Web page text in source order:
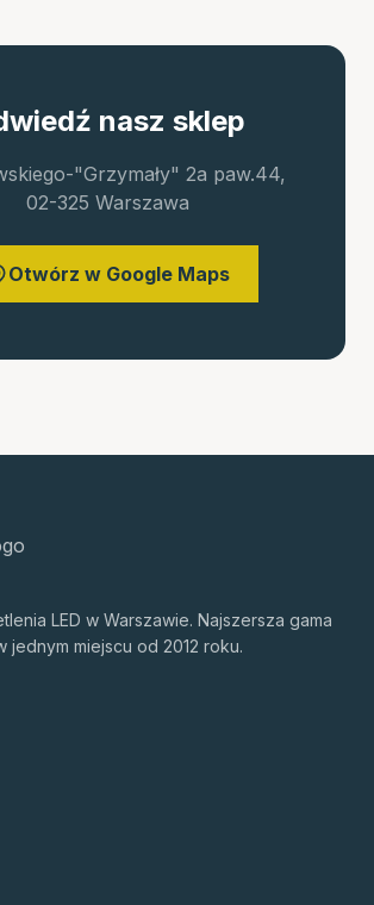
nasz sklep
"Grzymały" 2a paw.44,
02-325 Warszawa
Otwórz w Google Maps
LED w Warszawie. Najszersza gama
jednym miejscu od 2012 roku.